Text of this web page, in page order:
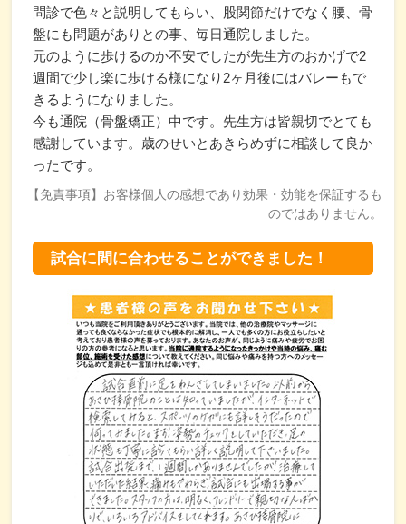
問診で色々と説明してもらい、股関節だけでなく腰、骨
盤にも問題がありとの事、毎日通院しました。
元のように歩けるのか不安でしたが先生方のおかげで2
週間で少し楽に歩ける様になり2ヶ月後にはバレーもで
きるようになりました。
今も通院（骨盤矯正）中です。先生方は皆親切でとても
感謝しています。歳のせいとあきらめずに相談して良か
ったです。
【免責事項】お客様個人の感想であり効果・効能を保証するも
のではありません。
試合に間に合わせることができました！